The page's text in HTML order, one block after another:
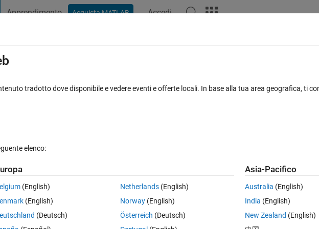
Apprendimento Acquista MATLAB Accedi
Accedi per
Apri in MATLAB Online
(mu & sigma) something like: "A - \sigma_A = 75 um" ... for ABCD.
Richiesto:
Michael
il 24 Ott 2014
Commentato:
tradotto dove disponibile e vedere eventi e offerte locali. In base alla tua area geografica, ti
elenco:
(English)
(English)
(Deutsch)
Netherlands(English)
Norway(English)
Österreich (Deutsch)
Asia-Pacifico
Australia (English)
India (English)
New Zealand (English)